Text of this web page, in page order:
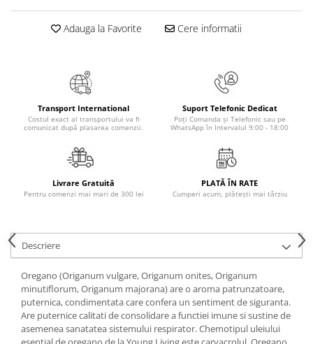
Medicina & Farmacie
Medicina Pentru Toti
SealfHealing
Starea de bine
Terapii Alternative
Beletristica
Biografii, Memorii, Jurnale
Carti erotice
Carti pentru Adolescenti, Young
Adult
Crime, Thriller, Mistery
Adauga la Favorite Cere informatii
Transport International
Costul exact al transportului va fi
comunicat după plasarea comenzii.
Suport Telefonic Dedicat
Poți Comanda și Telefonic sau pe
WhatsApp în Intervalul 9:00 - 18:00
Livrare Gratuită
Pentru comenzi mai mari de 300 lei
PLATĂ ÎN RATE
Cumperi acum, plătești mai târziu
Descriere
Oregano (Origanum vulgare, Origanum onites, Origanum
minutiflorum, Origanum majorana) are o aroma patrunzatoare,
puternica, condimentata care confera un sentiment de siguranta.
Are puternice calitati de consolidare a functiei imune si sustine de
asemenea sanatatea sistemului respirator. Chemotipul uleiului